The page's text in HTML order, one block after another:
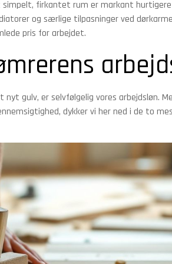
firkantet rum er markant
og særlige tilpasninger ved
pris for arbejdet.
gulv, er selvfølgelig vores arbejdsløn.
dykker vi her ned i de to